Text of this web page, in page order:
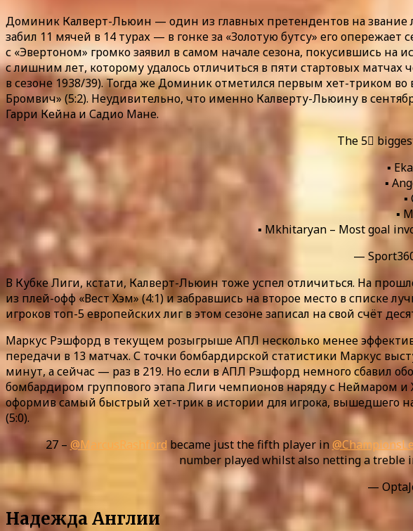
Доминик Калверт-Льюин — один из главных претендентов на
забил 11 мячей в 14 турах — в гонке за «Золотую бутсу» его
с «Эвертоном» громко заявил в самом начале сезона, покусившись на
с лишним лет, которому удалось отличиться в пяти стартовых
в сезоне 1938/39). Тогда же Доминик отметился первым хет-триком
Бромвич» (5:2). Неудивительно, что именно Калверту-Льюину в
Гарри Кейна и Садио Мане.
The 5⃣
▪️
▪️
▪️
▪️
▪️ Mkhitaryan – Most goal
—
В Кубке Лиги, кстати, Калверт-Льюин тоже успел отличиться. На
из плей-офф «Вест Хэм» (4:1) и забравшись на второе место в списке
игроков топ-5 европейских лиг в этом сезоне записал на свой счёт
Маркус Рэшфорд в текущем розыгрыше АПЛ несколько менее
передачи в 13 матчах. С точки бомбардирской статистики Маркус
минут, а сейчас — раз в 219. Но если в АПЛ Рэшфорд немного сбавил
бомбардиром группового этапа Лиги чемпионов наряду с Неймаром и
оформив самый быстрый хет-трик в истории для игрока, вышедшего
(5:0).
27 – @MarcusRashford became just the fifth player in
number played whilst also netting a treble
—
Надежда Англии